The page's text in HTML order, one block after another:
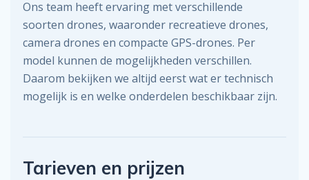
Ons team heeft ervaring met verschillende
soorten drones, waaronder recreatieve drones,
camera drones en compacte GPS-drones. Per
model kunnen de mogelijkheden verschillen.
Daarom bekijken we altijd eerst wat er technisch
mogelijk is en welke onderdelen beschikbaar zijn.
Tarieven en prijzen